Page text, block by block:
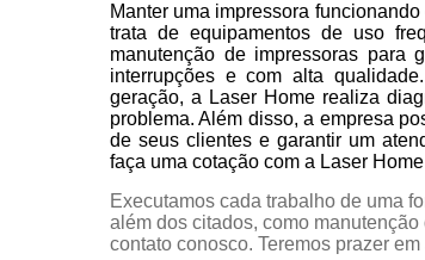
Manter uma impressora
trata de equipamentos de uso
manutenção de impressoras para
interrupções e com alta
geração, a Laser Home realiza
problema. Além disso, a empresa
de seus clientes e garantir um
faça uma cotação com a Laser
Executamos cada trabalho de uma
além dos citados, como
contato conosco. Teremos prazer